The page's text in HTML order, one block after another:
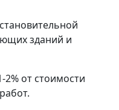
зданий и
2% от стоимости